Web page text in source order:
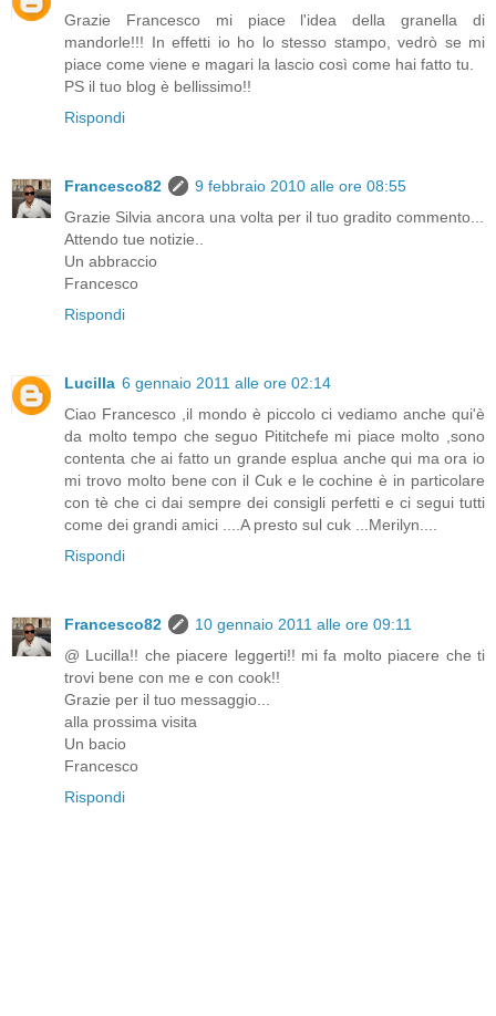
Grazie Francesco mi piace l'idea della granella di
mandorle!!! In effetti io ho lo stesso stampo, vedrò se mi
piace come viene e magari la lascio così come hai fatto tu.
PS il tuo blog è bellissimo!!
Rispondi
Francesco82
9 febbraio 2010 alle ore 08:55
Grazie Silvia ancora una volta per il tuo gradito commento...
Attendo tue notizie..
Un abbraccio
Francesco
Rispondi
Lucilla 6 gennaio 2011 alle ore 02:14
Ciao Francesco ,il mondo è piccolo ci vediamo anche qui'è
da molto tempo che seguo Pititchefe mi piace molto ,sono
contenta che ai fatto un grande esplua anche qui ma ora io
mi trovo molto bene con il Cuk e le cochine è in particolare
con tè che ci dai sempre dei consigli perfetti e ci segui tutti
come dei grandi amici ....A presto sul cuk ...Merilyn....
Rispondi
Francesco82
10 gennaio 2011 alle ore 09:11
@ Lucilla!! che piacere leggerti!! mi fa molto piacere che ti
trovi bene con me e con cook!!
Grazie per il tuo messaggio...
alla prossima visita
Un bacio
Francesco
Rispondi